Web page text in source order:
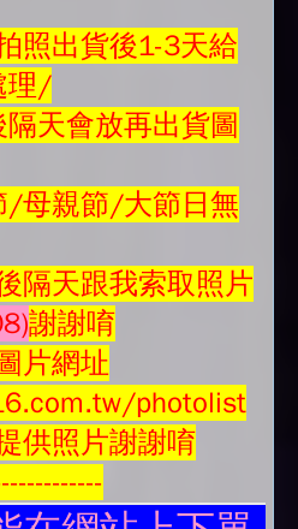
照出貨後1-3天給
理/
天會放再出貨圖
母親節/大節日無
隔天跟我索取照片
謝謝唷
片網址
photolist
供照片謝謝唷